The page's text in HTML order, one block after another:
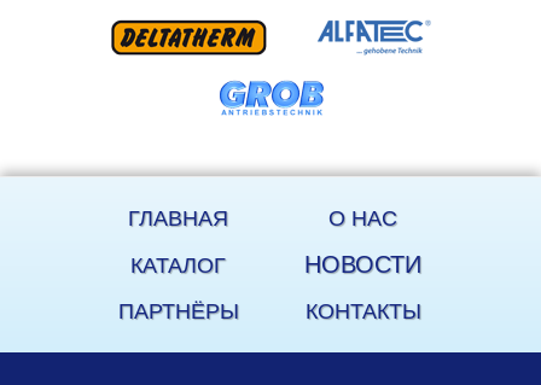
ГЛАВНАЯ
О НАС
КАТАЛОГ
НОВОСТИ
ПАРТНЁРЫ КОНТАКТЫ